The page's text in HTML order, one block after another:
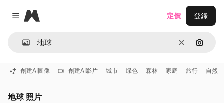
Close menu
Magnific
清除 通過圖
定價 登錄
創建AI圖像 創建AI影片 城市 绿色 森林 家庭 旅行 自然
地球 照片